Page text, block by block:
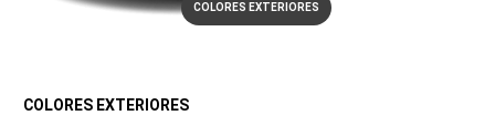
COLORES EXTERIORES
COLORES EXTERIORES